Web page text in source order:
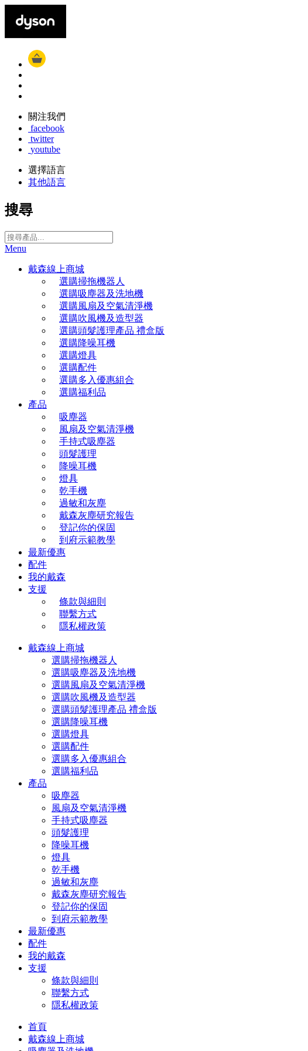
關注我們
facebook
twitter
youtube
選擇語言
其他語言
搜尋
Menu
戴森線上商城
選購掃拖機器人
選購吸塵器及洗地機
選購風扇及空氣清淨機
選購吹風機及造型器
選購頭髮護理產品 禮盒版
選購降噪耳機
選購燈具
選購配件
選購多入優惠組合
選購福利品
產品
吸塵器
風扇及空氣清淨機
手持式吸塵器
頭髮護理
降噪耳機
燈具
乾手機
過敏和灰塵
戴森灰塵研究報告
登記你的保固
到府示範教學
最新優惠
配件
我的戴森
支援
條款與細則
聯繫方式
隱私權政策
戴森線上商城
選購掃拖機器人
選購吸塵器及洗地機
選購風扇及空氣清淨機
選購吹風機及造型器
選購頭髮護理產品 禮盒版
選購降噪耳機
選購燈具
選購配件
選購多入優惠組合
選購福利品
產品
吸塵器
風扇及空氣清淨機
手持式吸塵器
頭髮護理
降噪耳機
燈具
乾手機
過敏和灰塵
戴森灰塵研究報告
登記你的保固
到府示範教學
最新優惠
配件
我的戴森
支援
條款與細則
聯繫方式
隱私權政策
首頁
戴森線上商城